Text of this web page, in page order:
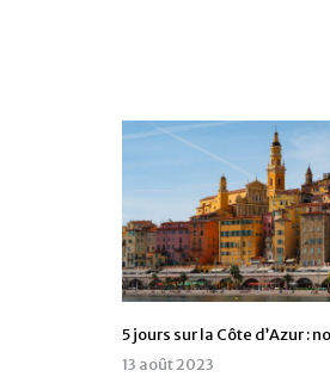
5 jours sur la Côte d’Azur :
13 août 2023